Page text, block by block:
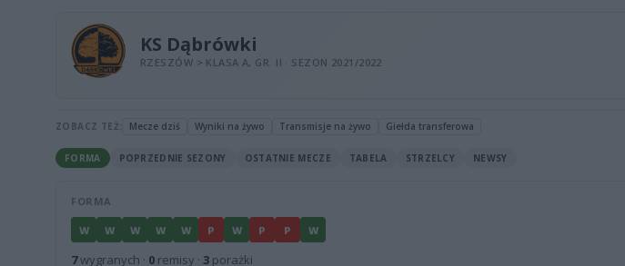
KS Dąbrówki
RZESZÓW > KLASA A, GR. II · SEZON 2021/2022
ZOBACZ TEŻ: Mecze dziś Wyniki na żywo Transmisje na żywo Giełda transferowa
FORMA POPRZEDNIE SEZONY OSTATNIE MECZE TABELA STRZELCY NEWSY
FORMA
W W W W W P W P P W
7wygranych · 0 remisy · 3 porażki